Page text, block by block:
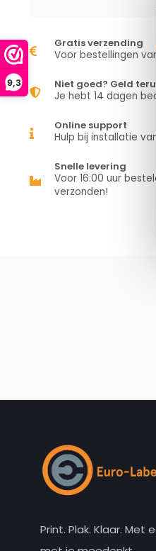
9,3
Gratis verzending
Voor bestellingen
Niet goed? Geld terug
Je hebt 14 dagen
Online support
Hulp bij installatie
Snelle levering
Voor 16:00 uur
verzonden!
Print. Plak. Klaar. Met